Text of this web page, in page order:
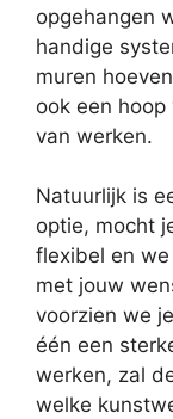
opgehangen
handige
muren
ook een
van werken.
Natuurlijk is
optie, mocht
flexibel en
met jouw
voorzien we
één een
werken, zal
welke